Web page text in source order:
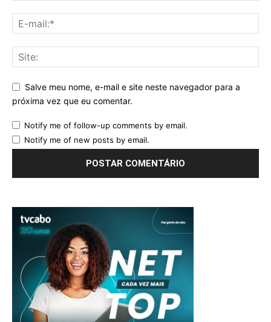
Salve meu nome, e-mail e site neste navegador para a
próxima vez que eu comentar.
Notify me of follow-up comments by email.
Notify me of new posts by email.